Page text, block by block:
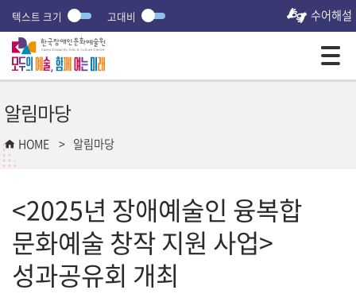
텍스트 크기 고대비 수어해설
알림마당
HOME 알림마당
<2025년 장애예술인 융복합
문화예술 창작 지원 사업>
성과공유회 개최